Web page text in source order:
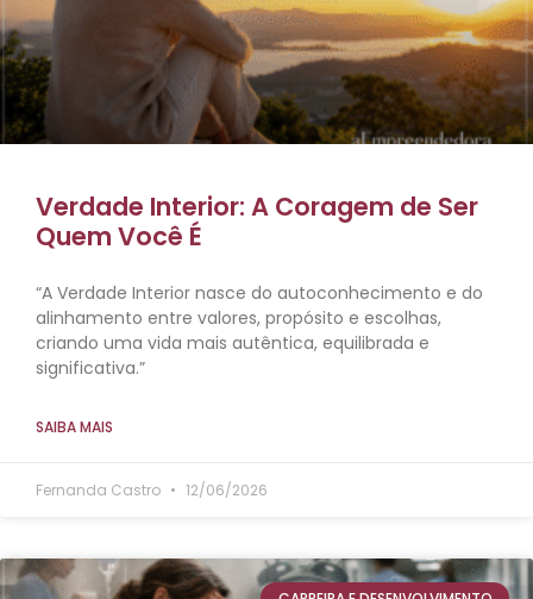
Verdade Interior: A Coragem de Ser
Quem Você É
“A Verdade Interior nasce do autoconhecimento e do
alinhamento entre valores, propósito e escolhas,
criando uma vida mais autêntica, equilibrada e
significativa.”
SAIBA MAIS
Fernanda Castro 12/06/2026